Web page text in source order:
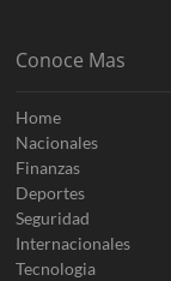
Conoce Mas
Home
Nacionales
Finanzas
Deportes
Seguridad
Internacionales
Tecnologia